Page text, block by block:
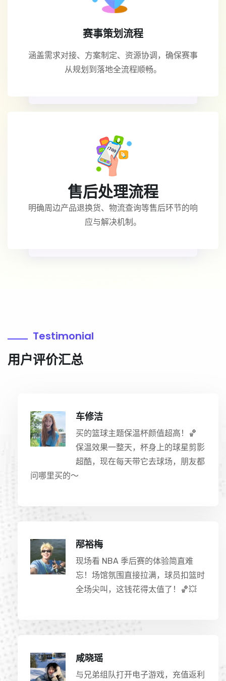
赛事策划流程
涵盖需求对接、方案制定、资源协调，确保赛事
从规划到落地全流程顺畅。
售后处理流程
明确周边产品退换货、物流查询等售后环节的响
应与解决机制。
Testimonial
用户评价汇总
车修洁
买的篮球主题保温杯颜值超高！🏀
保温效果一整天，杯身上的球星剪影
超酷，现在每天带它去球场，朋友都
问哪里买的～
邴裕梅
现场看 NBA 季后赛的体验简直难
忘！场馆氛围直接拉满，球员扣篮时
全场尖叫，这钱花得太值了！🏀💥
咸晓瑶
与兄弟组队打开电子游戏，充值返利